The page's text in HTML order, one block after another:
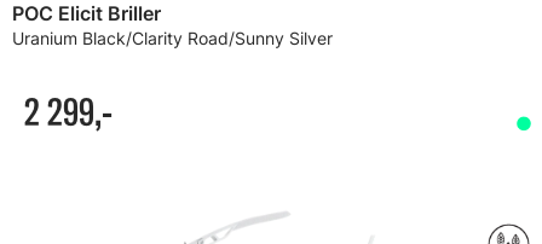
POC Elicit Briller
Uranium Black/Clarity Road/Sunny Silver
2 299,-